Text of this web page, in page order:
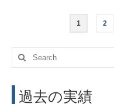
稿
ナ
ビ
1 2
Search
for:
過去の実績